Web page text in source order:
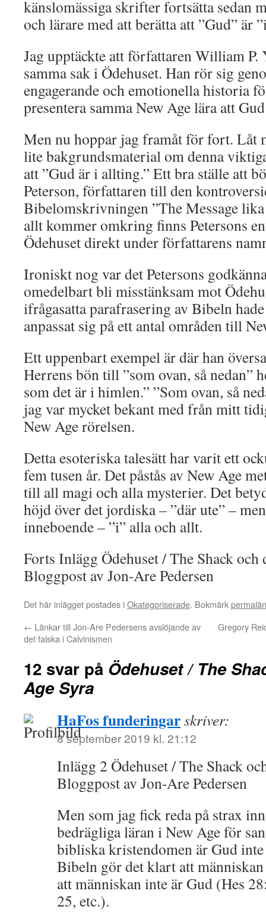
känslomässiga skrifter fortsätta sedan
och lärare med att berätta att ”Gud” är
Jag upptäckte att författaren William P.
samma sak i Ödehuset. Han rör sig
engagerande och emotionella historia
presentera samma New Age lära att
Men nu hoppar jag framåt för fort. Låt
lite bakgrundsmaterial om denna
att ”Gud är i allting.” Ett bra ställe att
Peterson, författaren till den
Bibelomskrivningen ”The Message
allt kommer omkring finns Petersons
Ödehuset direkt under författarens
Ironiskt nog var det Petersons
omedelbart bli misstänksam mot
ifrågasatta parafrasering av Bibeln
anpassat sig på ett antal områden till
Ett uppenbart exempel är där han
Herrens bön till ”som ovan, så nedan”
som det är i himlen.” ”Som ovan, så
jag var mycket bekant med från mitt
New Age rörelsen.
Detta esoteriska talesätt har varit ett
fem tusen år. Det påstås av New Age
till all magi och alla mysterier. Det
höjd över det jordiska – ”där ute” –
inneboende – ”i” alla och allt.
Forts Inlägg Ödehuset / The Shack och
Bloggpost av Jon-Are Pedersen
Det här inlägget postades iOkategoriserade. Bokmärk
← Länkar till Jon-Are Pedersens avslöjande av
det falska i Calvinismen
Gregory
12 svar på Ödehuset / The
Age Syra
HaFos funderingarskriver:
8 september 2019 kl. 21:12
Inlägg 2 Ödehuset / The Shack
Bloggpost av Jon-Are Pedersen
Men som jag fick reda på strax
bedrägliga läran i New Age för
bibliska kristendomen är Gud
Bibeln gör det klart att
att människan inte är Gud (Hes
25, etc.).